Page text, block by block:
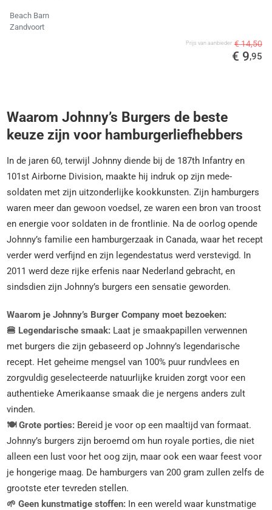
Beach Barn
Zandvoort
Prijs van aanbieder € 14,50
€ 9,95
Waarom Johnny’s Burgers de beste
keuze zijn voor hamburgerliefhebbers
In de jaren 60, terwijl Johnny diende bij de 187th Infantry en
101st Airborne Division, maakte hij indruk op zijn mede-
soldaten met zijn uitzonderlijke kookkunsten. Zijn hamburgers
waren meer dan gewoon voedsel, ze waren een bron van troost
en energie voor soldaten in de frontlinie. Na de oorlog opende
Johnny’s familie een hamburgerzaak in Canada, waar het recept
verder werd verfijnd en zijn legendestatus werd verstevigd. In
2011 werd deze rijke erfenis naar Nederland gebracht, en
sindsdien zijn Johnny’s burgers een sensatie geworden.
Waarom je Johnny’s Burger Company moet bezoeken:
🍔 Legendarische smaak: Laat je smaakpapillen verwennen
met burgers die zijn gebaseerd op Johnny’s legendarische
recept. Het geheime mengsel van 100% puur rundvlees en
zorgvuldig geselecteerde natuurlijke kruiden zorgt voor een
authentieke Amerikaanse smaak die je nergens anders zult
vinden.
🍽️ Grote porties: Bereid je voor op een maaltijd van formaat.
Johnny’s burgers zijn beroemd om hun royale porties, die niet
alleen een lust voor het oog zijn, maar ook een waar feest voor
je hongerige maag. De hamburgers van 200 gram zullen zelfs de
grootste eter tevreden stellen.
🌱 Geen kunstmatige stoffen: In een wereld waar kunstmatige